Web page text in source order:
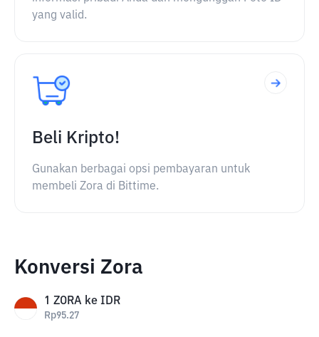
yang valid.
Beli Kripto!
Gunakan berbagai opsi pembayaran untuk
membeli Zora di Bittime.
Konversi Zora
1 ZORA ke IDR
Rp95.27